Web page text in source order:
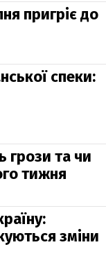
пригріє до
спеки:
грози та чи
тижня
зміни